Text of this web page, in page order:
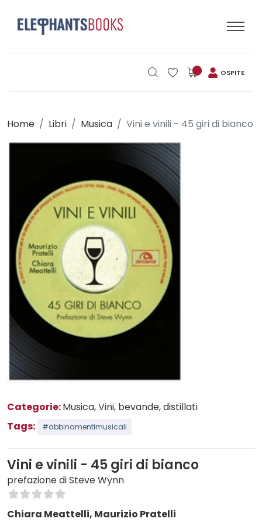
OSPITE
Home Libri Musica Vini e vinili - 45 giri di bianco
Categorie:Musica, Vini, bevande, distillati
Tags:
#abbinamentimusicali
Vini e vinili - 45 giri di bianco
prefazione di Steve Wynn
Chiara Meattelli, Maurizio Pratelli